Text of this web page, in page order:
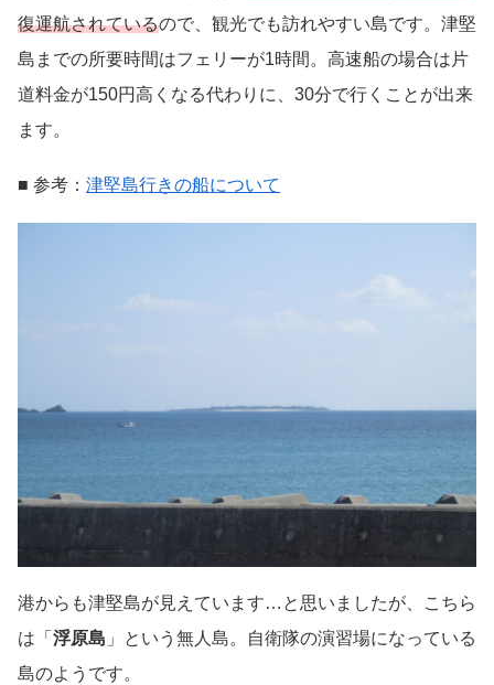
復運航されているので、観光でも訪れやすい島です。津堅
島までの所要時間はフェリーが1時間。高速船の場合は片
道料金が150円高くなる代わりに、30分で行くことが出来
ます。
■ 参考： 津堅島行きの船について
港からも津堅島が見えています…と思いましたが、こちら
は「 浮原島 」という無人島。自衛隊の演習場になっている
島のようです。